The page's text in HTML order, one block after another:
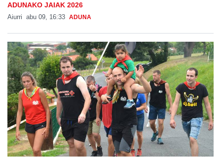
ADUNAKO JAIAK 2026
Aiurri abu 09, 16:33 ADUNA